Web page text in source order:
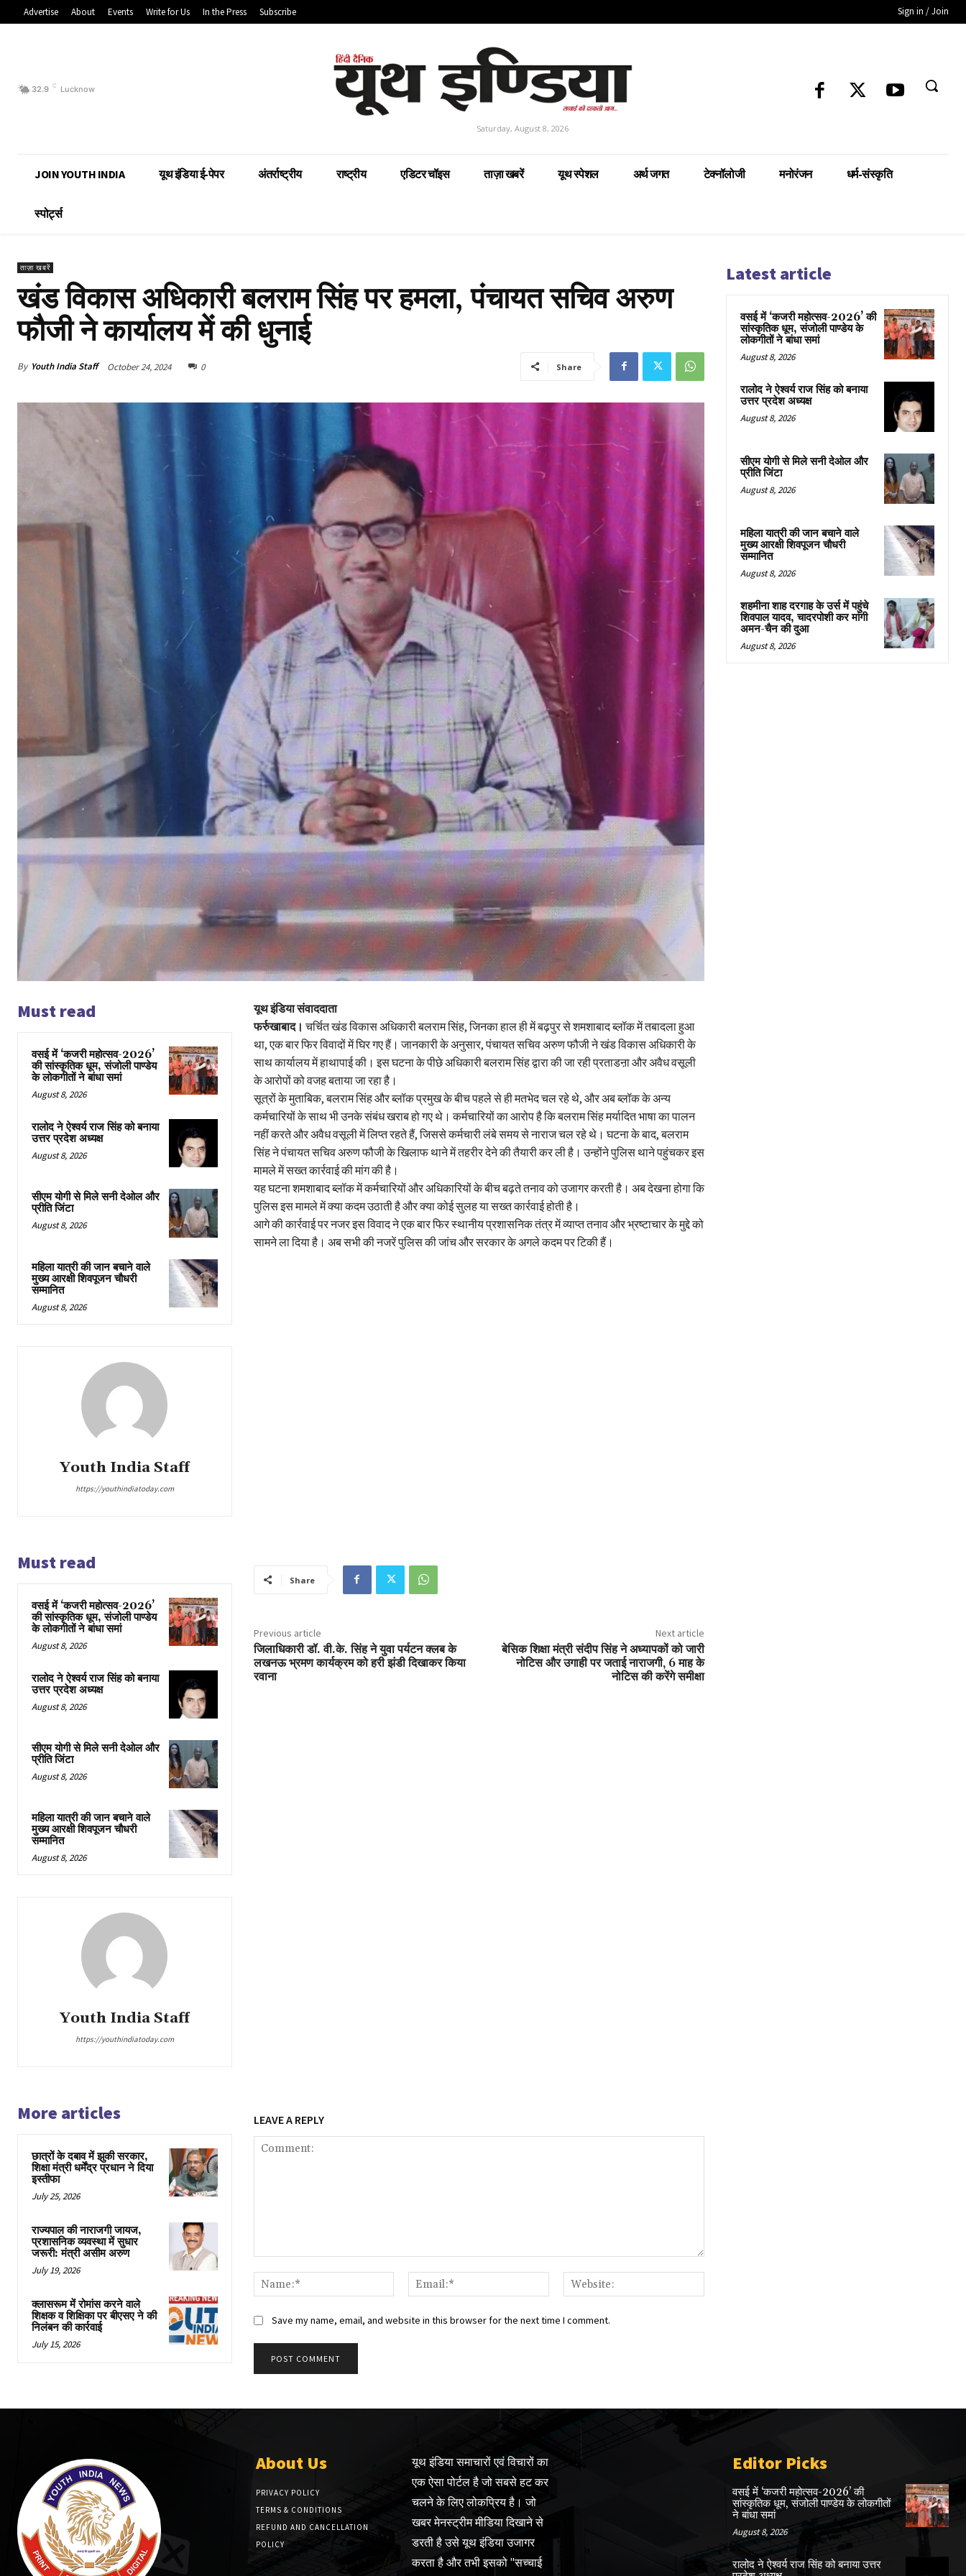
Advertise About Events Write for Us In the Press Subscribe Sign in / Join
32.9 C Lucknow
Saturday, August 8, 2026
JOIN YOUTH INDIA यूथ इंडिया ई-पेपर अंतर्राष्ट्रीय राष्ट्रीय एडिटर चॉइस ताज़ा खबरें यूथ स्पेशल अर्थ जगत टेक्नॉलोजी मनोरंजन धर्म-संस्कृति
स्पोर्ट्स
ताज़ा खबरें
खंड विकास अधिकारी बलराम सिंह पर हमला, पंचायत सचिव अरुण
फौजी ने कार्यालय में की धुनाई
By Youth India Staff October 24, 2024 0 Share
Must read
वसई में ‘कजरी महोत्सव-2026’
की सांस्कृतिक धूम, संजोली पाण्डेय
के लोकगीतों ने बांधा समां
August 8, 2026
रालोद ने ऐश्वर्य राज सिंह को बनाया
उत्तर प्रदेश अध्यक्ष
August 8, 2026
सीएम योगी से मिले सनी देओल और
प्रीति जिंटा
August 8, 2026
महिला यात्री की जान बचाने वाले
मुख्य आरक्षी शिवपूजन चौधरी
सम्मानित
August 8, 2026
Youth India Staff
https://youthindiatoday.com
यूथ इंडिया संवाददाता
फर्रुखाबाद। चर्चित खंड विकास अधिकारी बलराम सिंह, जिनका हाल ही में बढ़पुर से शमशाबाद ब्लॉक में तबादला हुआ
था, एक बार फिर विवादों में घिर गए हैं। जानकारी के अनुसार, पंचायत सचिव अरुण फौजी ने खंड विकास अधिकारी के
साथ कार्यालय में हाथापाई की। इस घटना के पीछे अधिकारी बलराम सिंह द्वारा की जा रही प्रताडऩा और अवैध वसूली
के आरोपों को वजह बताया जा रहा है।
सूत्रों के मुताबिक, बलराम सिंह और ब्लॉक प्रमुख के बीच पहले से ही मतभेद चल रहे थे, और अब ब्लॉक के अन्य
कर्मचारियों के साथ भी उनके संबंध खराब हो गए थे। कर्मचारियों का आरोप है कि बलराम सिंह मर्यादित भाषा का पालन
नहीं करते और अवैध वसूली में लिप्त रहते हैं, जिससे कर्मचारी लंबे समय से नाराज चल रहे थे। घटना के बाद, बलराम
सिंह ने पंचायत सचिव अरुण फौजी के खिलाफ थाने में तहरीर देने की तैयारी कर ली है। उन्होंने पुलिस थाने पहुंचकर इस
मामले में सख्त कार्रवाई की मांग की है।
यह घटना शमशाबाद ब्लॉक में कर्मचारियों और अधिकारियों के बीच बढ़ते तनाव को उजागर करती है। अब देखना होगा कि
पुलिस इस मामले में क्या कदम उठाती है और क्या कोई सुलह या सख्त कार्रवाई होती है।
आगे की कार्रवाई पर नजर इस विवाद ने एक बार फिर स्थानीय प्रशासनिक तंत्र में व्याप्त तनाव और भ्रष्टाचार के मुद्दे को
सामने ला दिया है। अब सभी की नजरें पुलिस की जांच और सरकार के अगले कदम पर टिकी हैं।
Must read
वसई में ‘कजरी महोत्सव-2026’
की सांस्कृतिक धूम, संजोली पाण्डेय
के लोकगीतों ने बांधा समां
August 8, 2026
रालोद ने ऐश्वर्य राज सिंह को बनाया
उत्तर प्रदेश अध्यक्ष
August 8, 2026
सीएम योगी से मिले सनी देओल और
प्रीति जिंटा
August 8, 2026
महिला यात्री की जान बचाने वाले
मुख्य आरक्षी शिवपूजन चौधरी
सम्मानित
August 8, 2026
Youth India Staff
https://youthindiatoday.com
Share
Previous article
जिलाधिकारी डॉ. वी.के. सिंह ने युवा पर्यटन क्लब के
लखनऊ भ्रमण कार्यक्रम को हरी झंडी दिखाकर किया
रवाना
Next article
बेसिक शिक्षा मंत्री संदीप सिंह ने अध्यापकों को जारी
नोटिस और उगाही पर जताई नाराजगी, 6 माह के
नोटिस की करेंगे समीक्षा
More articles
छात्रों के दबाव में झुकी सरकार,
शिक्षा मंत्री धर्मेंद्र प्रधान ने दिया
इस्तीफा
July 25, 2026
राज्यपाल की नाराजगी जायज,
प्रशासनिक व्यवस्था में सुधार
जरूरी: मंत्री असीम अरुण
July 19, 2026
क्लासरूम में रोमांस करने वाले
शिक्षक व शिक्षिका पर बीएसए ने की
निलंबन की कार्रवाई
July 15, 2026
LEAVE A REPLY
Name:*
Email:*
Save my name, email, and website in this browser for the next time I comment.
Latest article
वसई में ‘कजरी महोत्सव-2026’ की
सांस्कृतिक धूम, संजोली पाण्डेय के
लोकगीतों ने बांधा समां
August 8, 2026
रालोद ने ऐश्वर्य राज सिंह को बनाया
उत्तर प्रदेश अध्यक्ष
August 8, 2026
सीएम योगी से मिले सनी देओल और
प्रीति जिंटा
August 8, 2026
महिला यात्री की जान बचाने वाले
मुख्य आरक्षी शिवपूजन चौधरी
सम्मानित
August 8, 2026
शहमीना शाह दरगाह के उर्स में पहुंचे
शिवपाल यादव, चादरपोशी कर मांगी
अमन-चैन की दुआ
August 8, 2026
About Us
PRIVACY POLICY
TERMS & CONDITIONS
REFUND AND CANCELLATION
POLICY
यूथ इंडिया समाचारों एवं विचारों का
एक ऐसा पोर्टल है जो सबसे हट कर
चलने के लिए लोकप्रिय है। जो
खबर मेनस्ट्रीम मीडिया दिखाने से
डरती है उसे यूथ इंडिया उजागर
करता है और तभी इसको "सच्चाई
Editor Picks
वसई में ‘कजरी महोत्सव-2026’ की
सांस्कृतिक धूम, संजोली पाण्डेय के लोकगीतों
ने बांधा समां
August 8, 2026
रालोद ने ऐश्वर्य राज सिंह को बनाया उत्तर